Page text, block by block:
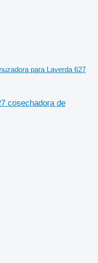
para Laverda 627
cosechadora de